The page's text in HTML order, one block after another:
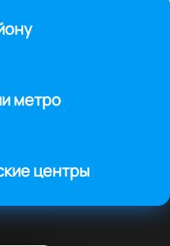
метро
центры